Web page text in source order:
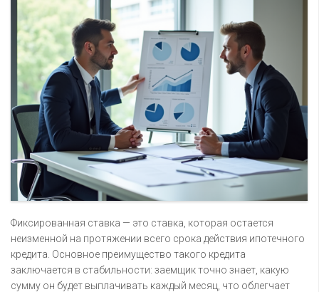
Фиксированная ставка — это ставка, которая остается
неизменной на протяжении всего срока действия ипотечного
кредита. Основное преимущество такого кредита
заключается в стабильности: заемщик точно знает, какую
сумму он будет выплачивать каждый месяц, что облегчает